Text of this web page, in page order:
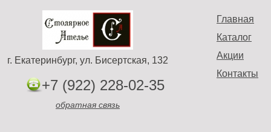
Главная
Каталог
Акции
Контакты
г. Екатеринбург, ул. Бисертская, 132
+7 (922) 228-02-35
обратная связь